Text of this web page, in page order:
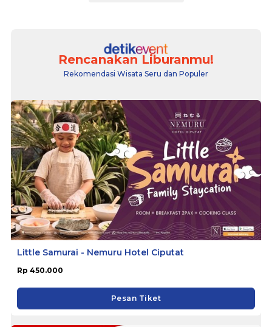
Rencanakan Liburanmu!
Rekomendasi Wisata Seru dan Populer
Little Samurai - Nemuru Hotel Ciputat
Rp 450.000
Pesan Tiket